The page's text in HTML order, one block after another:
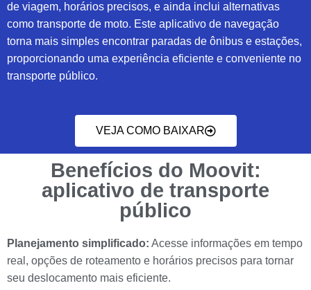
de viagem, horários precisos, e ainda inclui alternativas
como transporte de moto. Este aplicativo de navegação
torna mais simples encontrar paradas de ônibus e estações,
proporcionando uma experiência eficiente e conveniente no
transporte público.
VEJA COMO BAIXAR
Benefícios do Moovit:
aplicativo de transporte
público
Planejamento simplificado: Acesse informações em tempo
real, opções de roteamento e horários precisos para tornar
seu deslocamento mais eficiente.